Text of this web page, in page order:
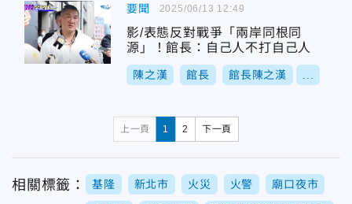
要聞
影/表態反對戰爭「兩岸同根同
源」！館長：自己人不打自己人
陳之漢 館長 館長陳之漢
2025/06/13 12:49
上一頁 1 2 下一頁
相關標籤： 基隆 新北市 火災 火警 廟口夜市